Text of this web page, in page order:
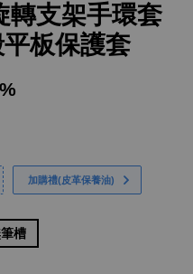
轉支架手環套
板保護套
加購禮(皮革保養油)
槽